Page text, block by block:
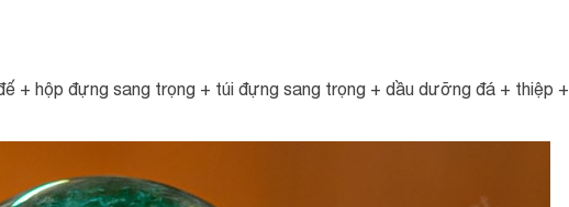
+ hộp đựng sang trọng + túi đựng sang trọng + dầu dưỡng đá + thiệp +